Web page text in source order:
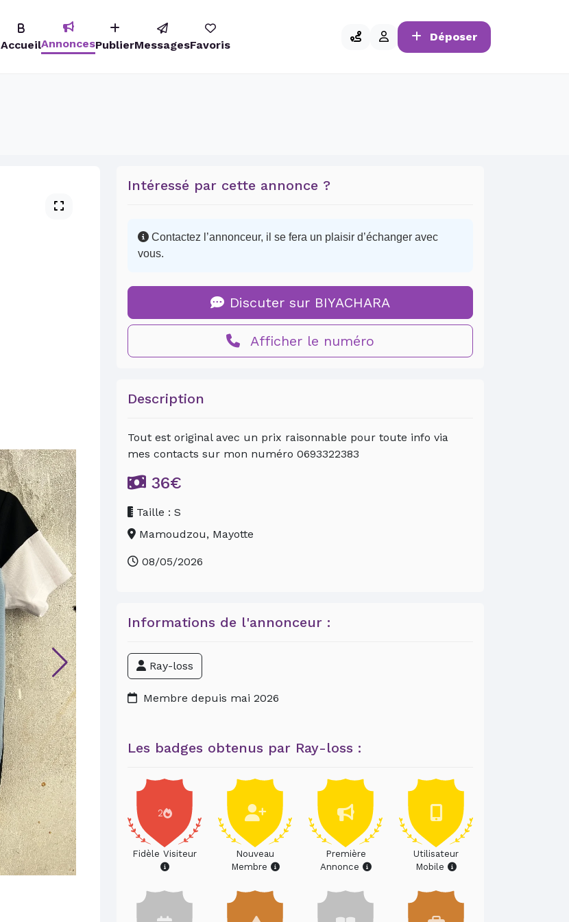
AccueilAnnoncesPublierMessagesFavoris
Déposer
Intéressé par cette annonce ?
Contactez l’annonceur, il se fera un plaisir d’échanger avec
vous.
Discuter sur BIYACHARA
Afficher le numéro
Description
Tout est original avec un prix raisonnable pour toute info via
mes contacts sur mon numéro 0693322383
36€
Taille : S
Mamoudzou, Mayotte
08/05/2026
Informations de l'annonceur :
Ray-loss
Membre depuis mai 2026
Les badges obtenus par Ray-loss :
2
Fidèle Visiteur
Nouveau
Membre
Première
Annonce
Utilisateur
Mobile